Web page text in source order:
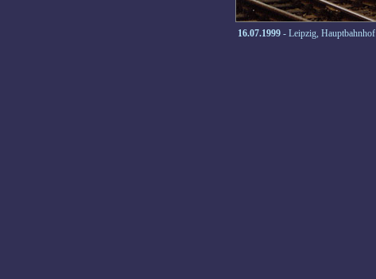
16.07.1999 - Leipzig, Hauptbahnhof